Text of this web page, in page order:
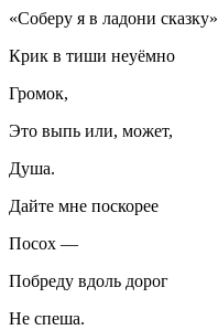
«Соберу я в ладони сказку»
Крик в тиши неуёмно
Громок,
Это выпь или, может,
Душа.
Дайте мне поскорее
Посох —
Побреду вдоль дорог
Не спеша.